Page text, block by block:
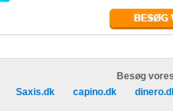
Besøg
Saxis.dk capino.dk